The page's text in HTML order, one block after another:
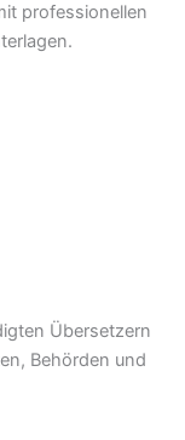
professionellen
Übersetzern
Behörden und